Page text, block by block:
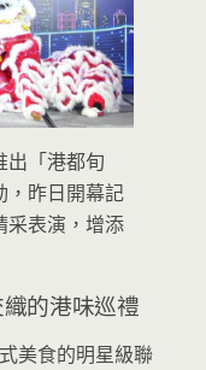
出「港都旬
，昨日開幕記
采表演，增添
的港味巡禮
美食的明星級聯